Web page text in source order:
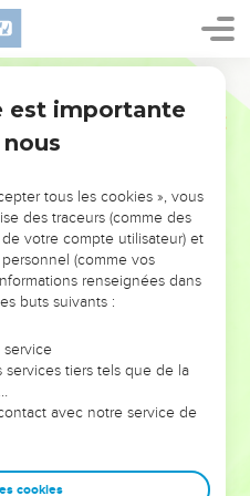
L’ÉVÉNEMENT
!
VOUS ÉVITER LES
?
moins les doutes, les erreurs
alors même que ce
ont façonnés.
et responsables
afin que leurs erreurs
est importante
tous les cookies », vous
des traceurs (comme des
votre compte utilisateur) et
(comme vos
renseignées dans
buts suivants :
service
tiers tels que de la
avec notre service de
cookies